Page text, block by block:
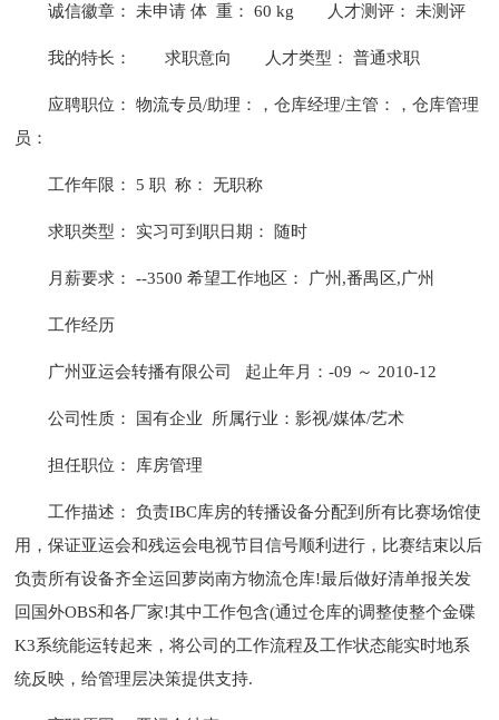
诚信徽章： 未申请 体 重： 60 kg 人才测评： 未测评
我的特长： 求职意向 人才类型： 普通求职
应聘职位： 物流专员/助理：，仓库经理/主管：，仓库管理
员：
工作年限： 5 职 称： 无职称
求职类型： 实习可到职日期： 随时
月薪要求： --3500 希望工作地区： 广州,番禺区,广州
工作经历
广州亚运会转播有限公司 起止年月：-09 ～ 2010-12
公司性质： 国有企业 所属行业：影视/媒体/艺术
担任职位： 库房管理
工作描述： 负责IBC库房的转播设备分配到所有比赛场馆使
用，保证亚运会和残运会电视节目信号顺利进行，比赛结束以后
负责所有设备齐全运回萝岗南方物流仓库!最后做好清单报关发
回国外OBS和各厂家!其中工作包含(通过仓库的调整使整个金碟
K3系统能运转起来，将公司的工作流程及工作状态能实时地系
统反映，给管理层决策提供支持.